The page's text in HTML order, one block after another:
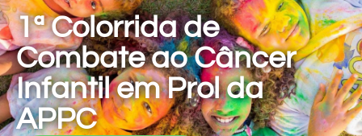
1ª Colorrida de
Combate ao Câncer
Infantil em Prol da
APPC